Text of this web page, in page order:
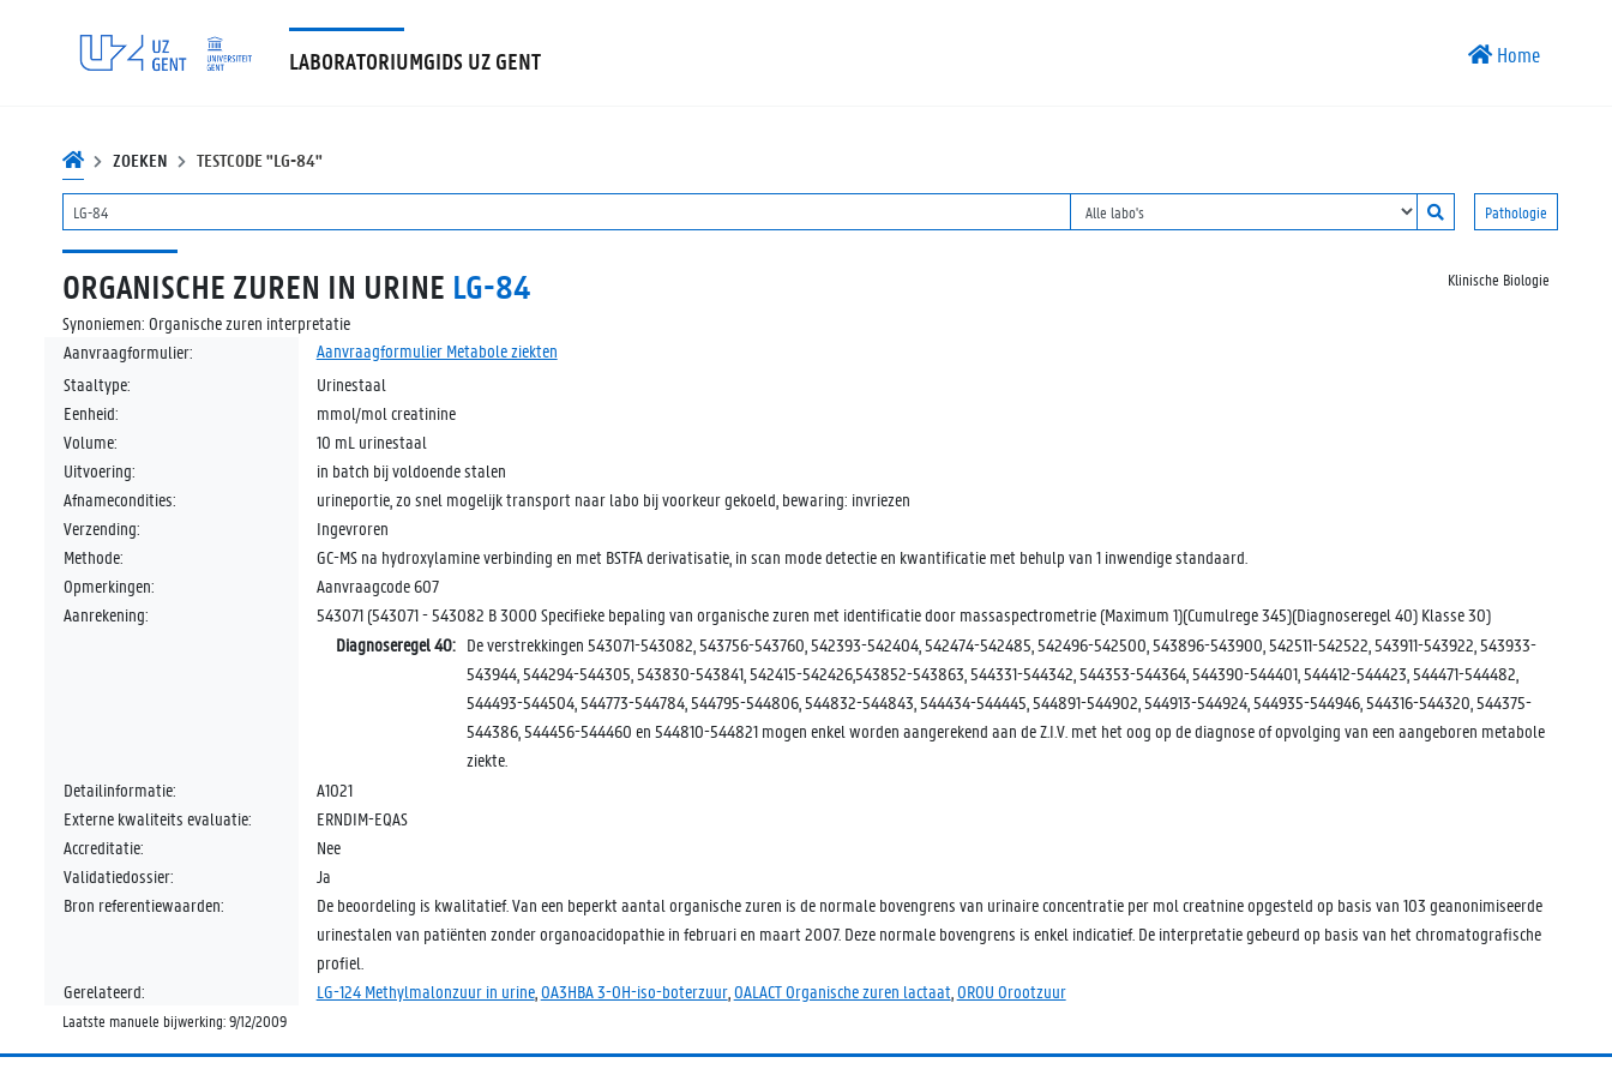
LABORATORIUMGIDS UZ GENT Home
ZOEKEN TESTCODE "LG-84"
Pathologie
ORGANISCHE ZUREN IN URINE LG-84 Klinische Biologie
Synoniemen: Organische zuren interpretatie
Aanvraagformulier:
Aanvraagformulier Metabole ziekten
Staaltype:
Urinestaal
Eenheid:
mmol/mol creatinine
Volume:
10 mL urinestaal
Uitvoering:
in batch bij voldoende stalen
Afnamecondities:
urineportie, zo snel mogelijk transport naar labo bij voorkeur gekoeld, bewaring: invriezen
Verzending:
Ingevroren
Methode:
GC-MS na hydroxylamine verbinding en met BSTFA derivatisatie, in scan mode detectie en kwantificatie met behulp van 1 inwendige standaard.
Opmerkingen:
Aanvraagcode 607
Aanrekening:
543071 (543071 - 543082 B 3000 Specifieke bepaling van organische zuren met identificatie door massaspectrometrie (Maximum 1)(Cumulrege 345)(Diagnoseregel 40) Klasse 30)
Diagnoseregel 40: De verstrekkingen 543071-543082, 543756-543760, 542393-542404, 542474-542485, 542496-542500, 543896-543900, 542511-542522, 543911-543922, 543933-
543944, 544294-544305, 543830-543841, 542415-542426,543852-543863, 544331-544342, 544353-544364, 544390-544401, 544412-544423, 544471-544482,
544493-544504, 544773-544784, 544795-544806, 544832-544843, 544434-544445, 544891-544902, 544913-544924, 544935-544946, 544316-544320, 544375-
544386, 544456-544460 en 544810-544821 mogen enkel worden aangerekend aan de Z.I.V. met het oog op de diagnose of opvolging van een aangeboren metabole
ziekte.
Detailinformatie:
A1021
Externe kwaliteits evaluatie:
ERNDIM-EQAS
Accreditatie:
Nee
Validatiedossier:
Ja
Bron referentiewaarden:
De beoordeling is kwalitatief. Van een beperkt aantal organische zuren is de normale bovengrens van urinaire concentratie per mol creatnine opgesteld op basis van 103 geanonimiseerde
urinestalen van patiënten zonder organoacidopathie in februari en maart 2007. Deze normale bovengrens is enkel indicatief. De interpretatie gebeurd op basis van het chromatografische
profiel.
Gerelateerd:
LG-124 Methylmalonzuur in urine,OA3HBA 3-OH-iso-boterzuur,OALACT Organische zuren lactaat,OROU Orootzuur
Laatste manuele bijwerking: 9/12/2009